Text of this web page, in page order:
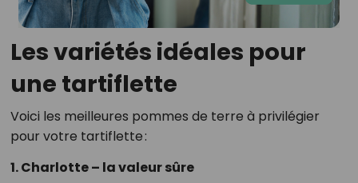
Les variétés idéales pour
une tartiflette
Voici les meilleures pommes de terre à privilégier
pour votre tartiflette :
1. Charlotte – la valeur sûre